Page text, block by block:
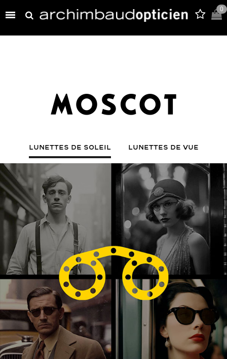
 0
LUNETTES DE SOLEIL LUNETTES DE VUE